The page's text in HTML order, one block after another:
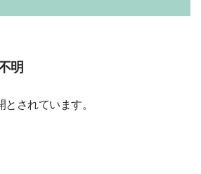
明
されています。